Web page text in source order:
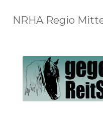
NRHA Regio